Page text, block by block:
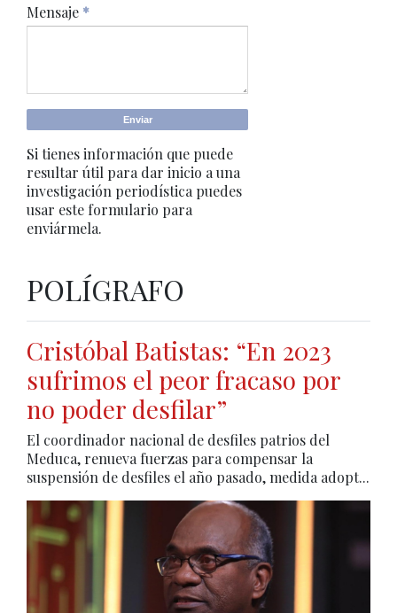
Mensaje *
Si tienes información que puede
resultar útil para dar inicio a una
investigación periodística puedes
usar este formulario para
enviármela.
POLÍGRAFO
Cristóbal Batistas: “En 2023
sufrimos el peor fracaso por
no poder desfilar”
El coordinador nacional de desfiles patrios del
Meduca, renueva fuerzas para compensar la
suspensión de desfiles el año pasado, medida adopt...